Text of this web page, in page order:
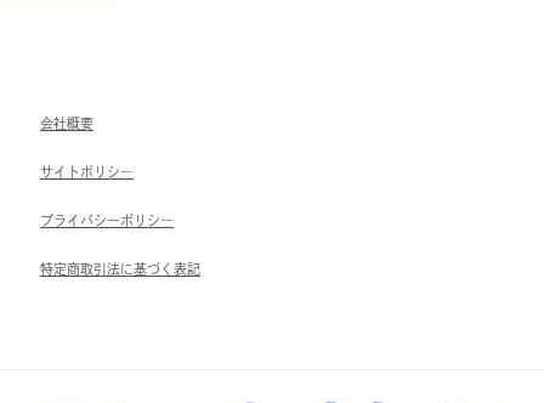
会社概要
サイトポリシ―
ブライパシーポリシ―
特定商取引法に基づく表記